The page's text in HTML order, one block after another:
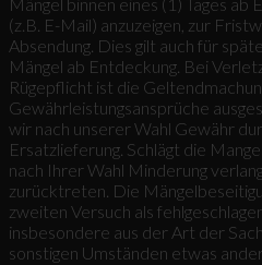
(z.B. E-Mail) anzuzeigen, zur
Absendung. Dies gilt auch für
Mängel ab Entdeckung. Bei
Rügepflicht ist die
Gewährleistungsansprüche
wir nach unserer Wahl Gewähr
Ersatzlieferung. Schlägt die
nach Ihrer Wahl Minderung
zurücktreten. Die
zweiten Versuch als
insbesondere aus der Art der
sonstigen Umständen etwas